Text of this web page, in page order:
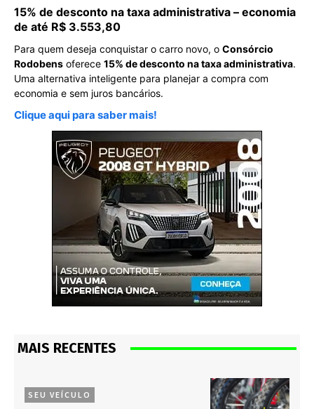
15% de desconto na taxa administrativa – economia
de até R$ 3.553,80
Para quem deseja conquistar o carro novo, o Consórcio
Rodobens oferece 15% de desconto na taxa administrativa.
Uma alternativa inteligente para planejar a compra com
economia e sem juros bancários.
Clique aqui para saber mais!
MAIS RECENTES
SEU VEÍCULO